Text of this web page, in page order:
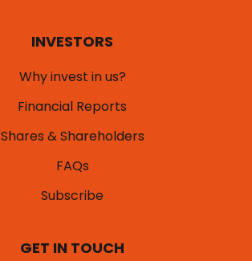
INVESTORS
Why invest in us?
Financial Reports
Shares & Shareholders
FAQs
Subscribe
GET IN TOUCH